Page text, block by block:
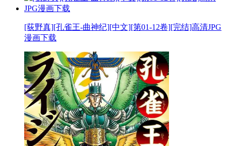
[荻野真][孔雀王-曲神纪][中文][第01-12卷][完结]高清JPG
漫画下载